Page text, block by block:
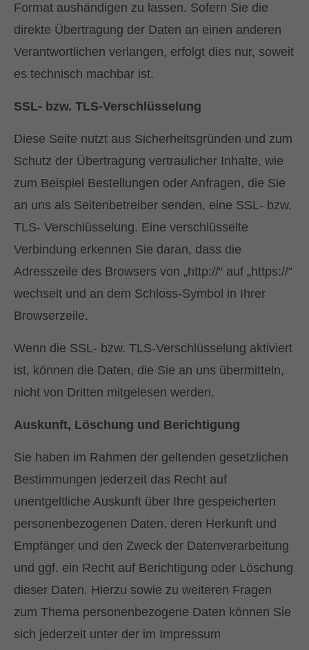
Format aushändigen zu lassen. Sofern Sie die
direkte Übertragung der Daten an einen anderen
Verantwortlichen verlangen, erfolgt dies nur, soweit
es technisch machbar ist.
SSL- bzw. TLS-Verschlüsselung
Diese Seite nutzt aus Sicherheitsgründen und zum
Schutz der Übertragung vertraulicher Inhalte, wie
zum Beispiel Bestellungen oder Anfragen, die Sie
an uns als Seitenbetreiber senden, eine SSL- bzw.
TLS- Verschlüsselung. Eine verschlüsselte
Verbindung erkennen Sie daran, dass die
Adresszeile des Browsers von „http://“ auf „https://“
wechselt und an dem Schloss-Symbol in Ihrer
Browserzeile.
Wenn die SSL- bzw. TLS-Verschlüsselung aktiviert
ist, können die Daten, die Sie an uns übermitteln,
nicht von Dritten mitgelesen werden.
Auskunft, Löschung und Berichtigung
Sie haben im Rahmen der geltenden gesetzlichen
Bestimmungen jederzeit das Recht auf
unentgeltliche Auskunft über Ihre gespeicherten
personenbezogenen Daten, deren Herkunft und
Empfänger und den Zweck der Datenverarbeitung
und ggf. ein Recht auf Berichtigung oder Löschung
dieser Daten. Hierzu sowie zu weiteren Fragen
zum Thema personenbezogene Daten können Sie
sich jederzeit unter der im Impressum